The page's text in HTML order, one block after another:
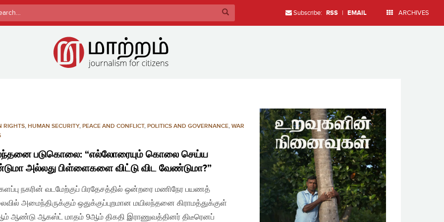
Subscribe: RSS | EMAIL ARCHIVES
RIGHTS, HUMAN SECURITY, PEACE AND CONFLICT, POLITICS AND GOVERNANCE, WAR
படுகொலை: “எல்லோரையும் கொலை செய்ய
அல்லது பிள்ளைகளை விட்டு விட வேண்டுமா?”
நகரின் வடமேற்குப் பிரதேசத்தில் ஒன்றரை மணிநேர பயணத்
அமைந்திருக்கும் ஒதுக்குப்புறமான மயிலந்தனை கிராமத்துக்குள்
ஆண்டு ஆகஸ்ட் மாதம் 9ஆம் திகதி இராணுவத்தினர் திடீரெனப்